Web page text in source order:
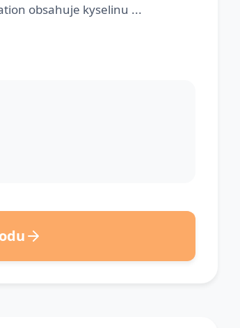
obsahuje kyselinu ...